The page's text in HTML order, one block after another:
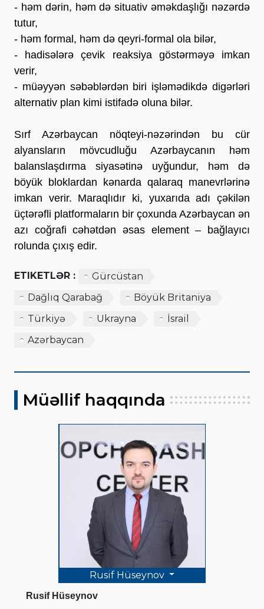
- həm dərin, həm də situativ əməkdaşlığı nəzərdə
tutur,
- həm formal, həm də qeyri-formal ola bilər,
- hadisələrə çevik reaksiya göstərməyə imkan
verir,
- müəyyən səbəblərdən biri işləmədikdə digərləri
alternativ plan kimi istifadə oluna bilər.
Sırf Azərbaycan nöqteyi-nəzərindən bu cür
alyansların mövcudluğu Azərbaycanın həm
balanslaşdırma siyasətinə uyğundur, həm də
böyük bloklardan kənarda qalaraq manevrlərinə
imkan verir. Maraqlıdır ki, yuxarıda adı çəkilən
üçtərəfli platformaların bir çoxunda Azərbaycan ən
azı coğrafi cəhətdən əsas element – bağlayıcı
rolunda çıxış edir.
ETIKETLƏR :
Gürcüstan
Dağlıq Qarabağ
Böyük Britaniya
Türkiyə
Ukrayna
İsrail
Azərbaycan
Müəllif haqqında
Rusif Hüseynov
Rusif Hüseynov